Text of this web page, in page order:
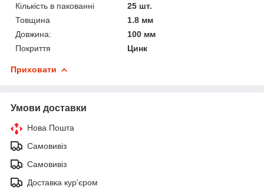
Кількість в пакованні
25 шт.
Товщина
1.8 мм
Довжина:
100 мм
Покриття
Цинк
Приховати
Умови доставки
Нова Пошта
Самовивіз
Самовивіз
Доставка кур'єром